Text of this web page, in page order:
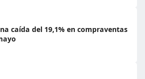
caída del 19,1% en compraventas